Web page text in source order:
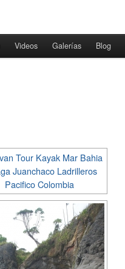
Videos Galerías Blog